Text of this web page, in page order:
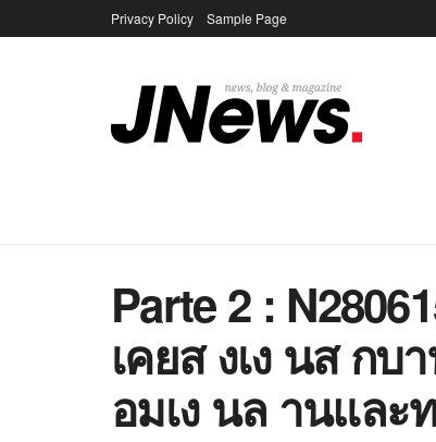
Privacy Policy Sample Page
Parte 2 :
เคยส งเง นส ก
อมเง นล านและ